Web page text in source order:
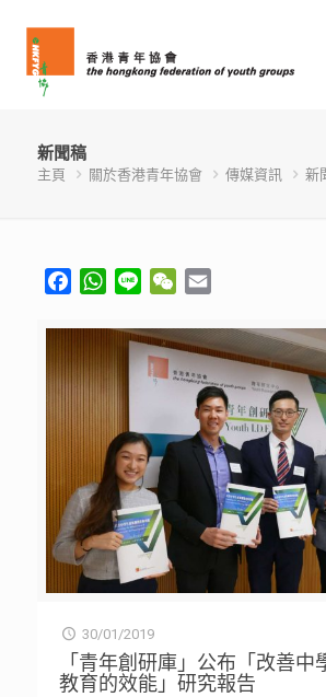
新聞稿
主頁 關於香港青年協會 傳媒資訊 新
FacebookWhatsApp
Line WeChat
30/01/2019
「青年創研庫」公布「改善中
教育的效能」研究報告